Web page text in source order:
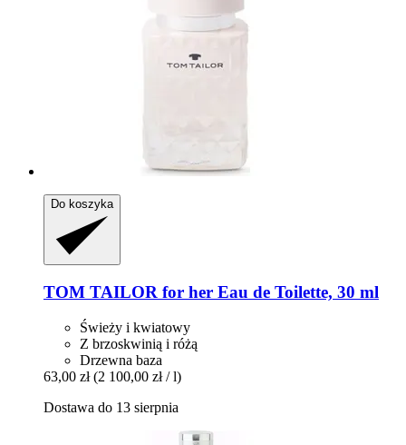
Do koszyka
TOM TAILOR for her Eau de Toilette, 30 ml
Świeży i kwiatowy
Z brzoskwinią i różą
Drzewna baza
63,00 zł (2 100,00 zł / l)
Dostawa do 13 sierpnia